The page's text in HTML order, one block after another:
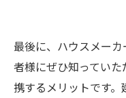
最後に、ハウスメー
者様にぜひ知ってい
携するメリットです